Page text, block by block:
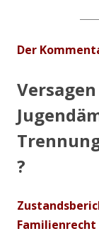
Der
?
Familienrecht